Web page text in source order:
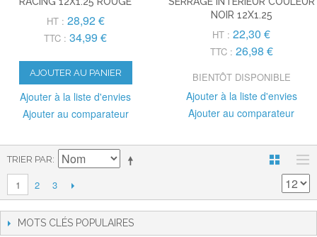
HT : 28,92 €
TTC : 34,99 €
AJOUTER AU PANIER
Ajouter à la liste d'envies
Ajouter au comparateur
NOIR 12X1.25
HT : 22,30 €
TTC : 26,98 €
BIENTÔT DISPONIBLE
Ajouter à la liste d'envies
Ajouter au comparateur
TRIER PAR
1 2 3
MOTS CLÉS POPULAIRES